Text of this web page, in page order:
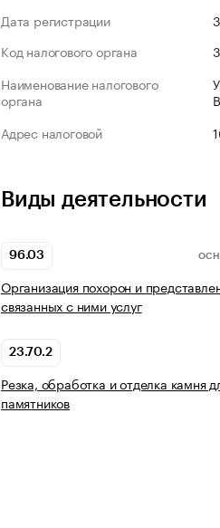
Дата регистрации
Код налогового органа
Наименование налогового
органа
Адрес налоговой
Виды деятельности
96.03
Организация похорон и
связанных с ними услуг
23.70.2
Резка, обработка и отделка камня
памятников